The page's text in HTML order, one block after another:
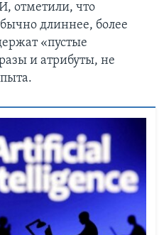
отметили, что
длиннее, более
«пустые
и атрибуты, не